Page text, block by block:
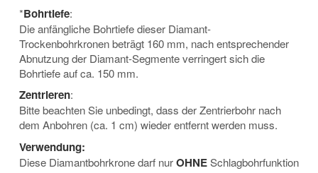
*Bohrtiefe:
Die anfängliche Bohrtiefe dieser Diamant-
Trockenbohrkronen beträgt 160 mm, nach entsprechender
Abnutzung der Diamant-Segmente verringert sich die
Bohrtiefe auf ca. 150 mm.
Zentrieren:
Bitte beachten Sie unbedingt, dass der Zentrierbohr nach
dem Anbohren (ca. 1 cm) wieder entfernt werden muss.
Verwendung:
Diese Diamantbohrkrone darf nurOHNESchlagbohrfunktion